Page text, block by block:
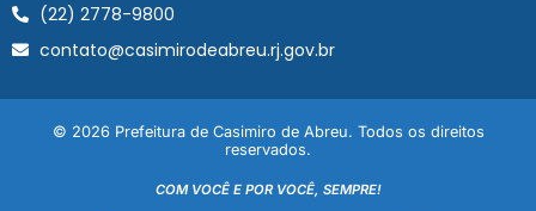
(22) 2778-9800
contato@casimirodeabreu.rj.gov.br
© 2026 Prefeitura de Casimiro de Abreu. Todos os direitos
reservados.
COM VOCÊ E POR VOCÊ, SEMPRE!